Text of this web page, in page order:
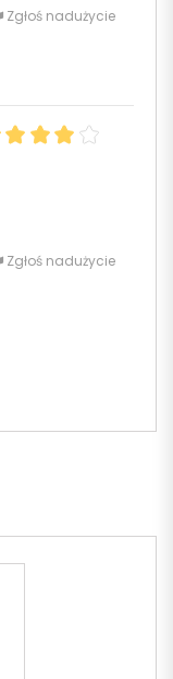
Zgłoś nadużycie
Zgłoś nadużycie